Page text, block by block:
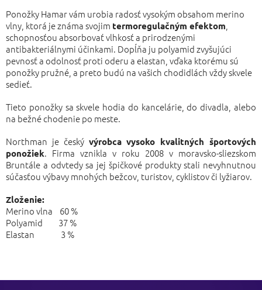
Ponožky Hamar vám urobia radosť vysokým obsahom merino
vlny, ktorá je známa svojim termoregulačným efektom
schopnosťou absorbovať vlhkosť a prirodzenými
antibakteriálnymi účinkami. Dopĺňa ju polyamid zvyšujúci
pevnosť a odolnosť proti oderu a elastan, vďaka ktorému sú
ponožky pružné, a preto budú na vašich chodidlách vždy skvele
sedieť.
Tieto ponožky sa skvele hodia do kancelárie, do divadla, alebo
na bežné chodenie po meste.
Northman je český výrobca vysoko kvalitných športových
ponožiek. Firma vznikla v roku 2008 v moravsko-sliezskom
Bruntále a odvtedy sa jej špičkové produkty stali nevyhnutnou
súčasťou výbavy mnohých bežcov, turistov, cyklistov či lyžiarov.
Zloženie:
Merino vlna 60 %
Polyamid 37 %
Elastan 3 %